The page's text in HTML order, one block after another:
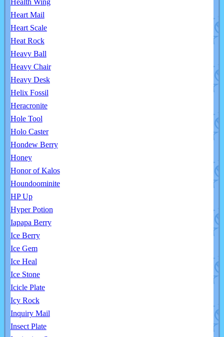
Health Wing
Heart Mail
Heart Scale
Heat Rock
Heavy Ball
Heavy Chair
Heavy Desk
Helix Fossil
Heracronite
Hole Tool
Holo Caster
Hondew Berry
Honey
Honor of Kalos
Houndoominite
HP Up
Hyper Potion
Iapapa Berry
Ice Berry
Ice Gem
Ice Heal
Ice Stone
Icicle Plate
Icy Rock
Inquiry Mail
Insect Plate